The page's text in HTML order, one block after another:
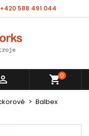
+420 588 491 044
shopping_cart0
Balbex